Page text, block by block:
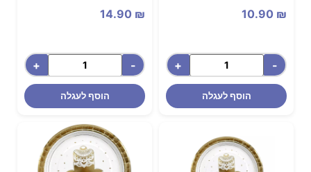
10.90 ₪
-
+
הוסף לעגלה
14.90 ₪
-
+
הוסף לעגלה